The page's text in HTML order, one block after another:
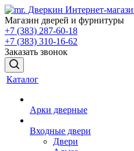
Магазин дверей и фурнитуры
+7 (383) 287-60-18
+7 (383) 310-16-62
Заказать звонок
Каталог
Арки дверные
Входные двери
Двери